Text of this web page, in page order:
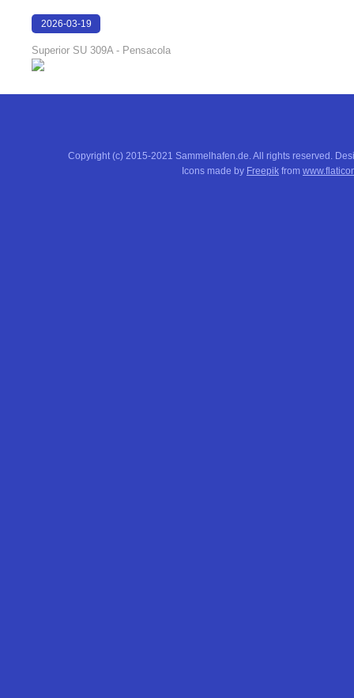
2026-03-19
Superior SU 309A - Pensacola
Copyright (c) 2015-2021 Sammelhafen.de. All rights reserved.
Icons made by Freepik from